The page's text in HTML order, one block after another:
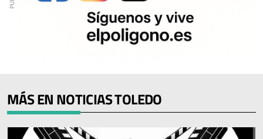
MÁS EN NOTICIAS TOLEDO